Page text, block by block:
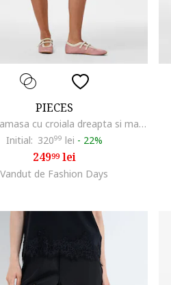
PIECES
Rochie-camasa cu croiala dreapta si maneci cazute, Alb optic
Initial: 32099 lei - 22%
24999lei
Vandut de Fashion Days